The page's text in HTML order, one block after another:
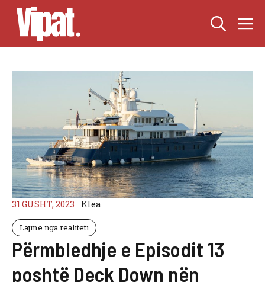
Skip
content
31 GUSHT, 2023 Klea
Lajme nga realiteti
Përmbledhje e Episodit 13
poshtë Deck Down nën